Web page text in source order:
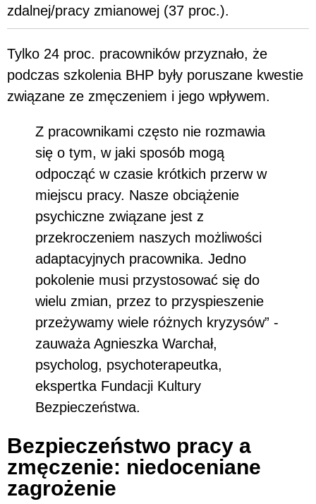
zdalnej/pracy zmianowej (37 proc.).
Tylko 24 proc. pracowników przyznało, że
podczas szkolenia BHP były poruszane kwestie
związane ze zmęczeniem i jego wpływem.
Z pracownikami często nie rozmawia
się o tym, w jaki sposób mogą
odpocząć w czasie krótkich przerw w
miejscu pracy. Nasze obciążenie
psychiczne związane jest z
przekroczeniem naszych możliwości
adaptacyjnych pracownika. Jedno
pokolenie musi przystosować się do
wielu zmian, przez to przyspieszenie
przeżywamy wiele różnych kryzysów” -
zauważa Agnieszka Warchał,
psycholog, psychoterapeutka,
ekspertka Fundacji Kultury
Bezpieczeństwa.
Bezpieczeństwo pracy a
zmęczenie: niedoceniane
zagrożenie